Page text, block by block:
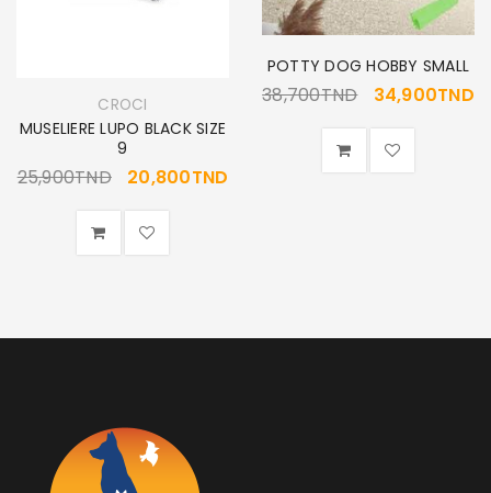
CROCI
MUSELIERE LUPO BLACK SIZE
9
25,900TND 20,800TND
POTTY DOG HOBBY SMALL
38,700TND 34,900TND